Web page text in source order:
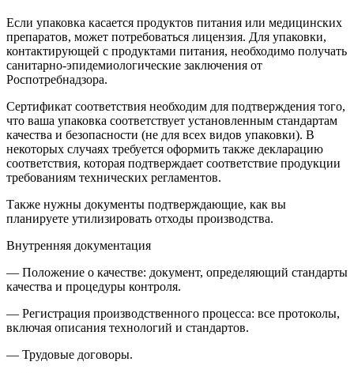
Если упаковка касается продуктов питания или медицинских
препаратов, может потребоваться лицензия. Для упаковки,
контактирующей с продуктами питания, необходимо получать
санитарно-эпидемиологические заключения от
Роспотребнадзора.
Сертификат соответствия необходим для подтверждения того,
что ваша упаковка соответствует установленным стандартам
качества и безопасности (не для всех видов упаковки). В
некоторых случаях требуется оформить также декларацию
соответствия, которая подтверждает соответствие продукции
требованиям технических регламентов.
Также нужны документы подтверждающие, как вы
планируете утилизировать отходы производства.
Внутренняя документация
— Положение о качестве: документ, определяющий стандарты
качества и процедуры контроля.
— Регистрация производственного процесса: все протоколы,
включая описания технологий и стандартов.
— Трудовые договоры.